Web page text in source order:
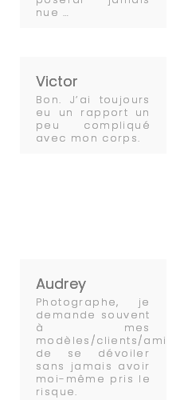
nue …
Victor
Bon. J’ai toujours
eu un rapport un
peu compliqué
avec mon corps.
Audrey
Photographe, je
demande souvent
à mes
modèles/clients/amis
de se dévoiler
sans jamais avoir
moi-même pris le
risque.